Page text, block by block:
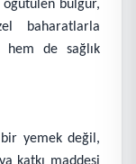
öğütülen bulgur,
baharatlarla
hem de sağlık
bir yemek değil,